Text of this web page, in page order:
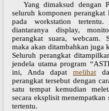
Yang dimaksud dengan
seluruh komponen perangkat
pada workstation tertentu.
diantaranya display,
perangkat suara, webcam.
maka akan ditambahkan juga
Seluruh perangkat
jendela utama program
ini, Anda dapat melihat
perangkat tersebut dengan
satu tempat kemudian
secara eksplisit
tertentu.